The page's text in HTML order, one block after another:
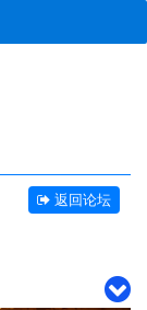
返回论坛